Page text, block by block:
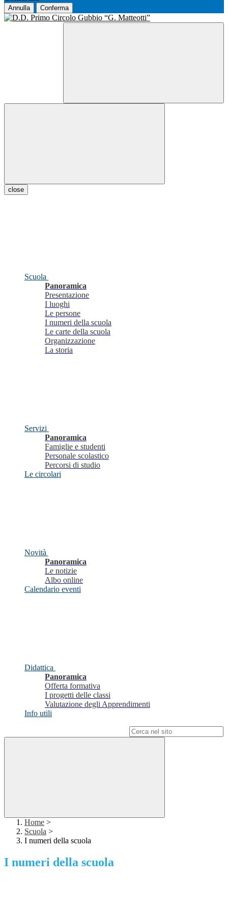
Annulla Conferma
close
Scuola
Panoramica
Presentazione
I luoghi
Le persone
I numeri della scuola
Le carte della scuola
Organizzazione
La storia
Servizi
Panoramica
Famiglie e studenti
Personale scolastico
Percorsi di studio
Le circolari
Novità
Panoramica
Le notizie
Albo online
Calendario eventi
Didattica
Panoramica
Offerta formativa
I progetti delle classi
Valutazione degli Apprendimenti
Info utili
Home >
Scuola >
I numeri della scuola
I numeri della scuola